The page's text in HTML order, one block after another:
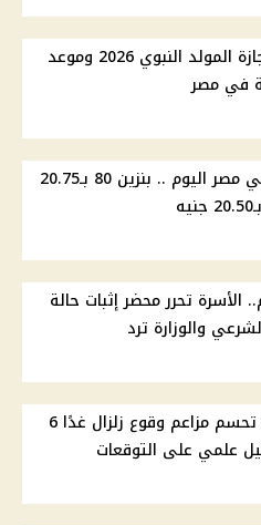
موقف ترحيل إجازة المولد النبوي 2026 وموعد
في مصر
أسعار الوقود في مصر اليوم .. بنزين 80 بـ20.75
ريم.. الأسرة تحرر محضر إثبات حالة
والوزارة ترد
البحوث الفلكية تحسم مزاعم وقوع زلزال غدًا 6
علمي على التوقعات